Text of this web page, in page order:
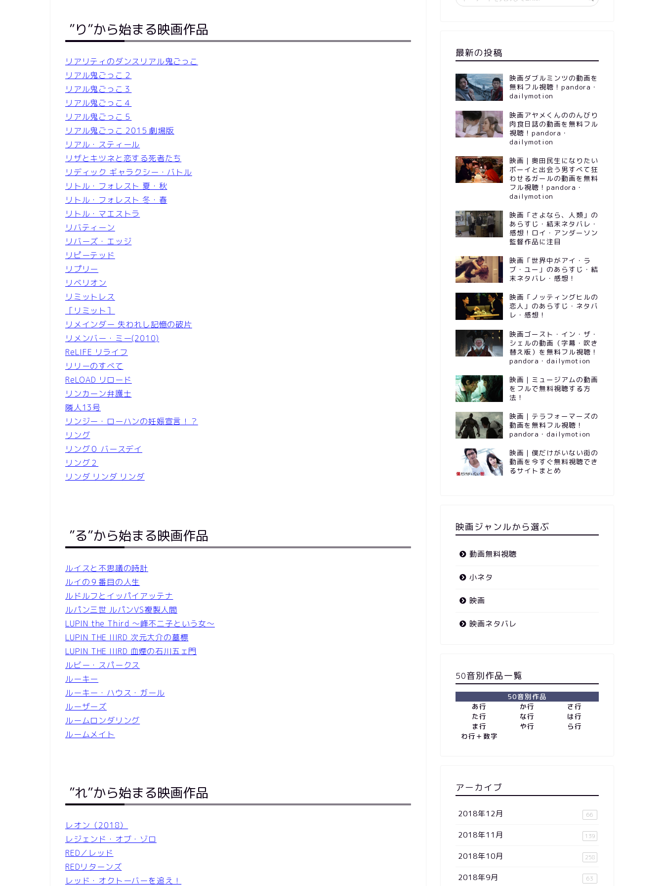
”り”から始まる映画作品
リアリティのダンス リアル鬼ごっこ
リアル鬼ごっこ２
リアル鬼ごっこ３
リアル鬼ごっこ４
リアル鬼ごっこ５
リアル鬼ごっこ 2015 劇場版
リアル・スティール
リザとキツネと恋する死者たち
リディック ギャラクシー・バトル
リトル・フォレスト 夏・秋
リトル・フォレスト 冬・春
リトル・マエストラ
リバティーン
リバーズ・エッジ
リピーテッド
リプリー
リベリオン
リミットレス
［リミット］
リメインダー 失われし記憶の破片
リメンバー・ミー(2010)
ReLIFE リライフ
リリーのすべて
ReLOAD リロード
リンカーン弁護士
隣人13号
リンジー・ローハンの妊娠宣言！？
リング
リング０ バースデイ
リング２
リンダ リンダ リンダ
”る”から始まる映画作品
ルイスと不思議の時計
ルイの９番目の人生
ルドルフとイッパイアッテナ
ルパン三世 ルパンVS複製人間
LUPIN the Third ～峰不二子という女～
LUPIN THE IIIRD 次元大介の墓標
LUPIN THE IIIRD 血煙の石川五ェ門
ルビー・スパークス
ルーキー
ルーキー・ハウス・ガール
ルーザーズ
ルームロンダリング
ルームメイト
”れ”から始まる映画作品
レオン（2018）
レジェンド・オブ・ゾロ
RED／レッド
REDリターンズ
レッド・オクトーバーを追え！
最新の投稿
映画ダブルミンツの動画を
無料フル視聴！pandora・
dailymotion
映画アヤメくんののんびり
肉食日誌の動画を無料フル
視聴！pandora・
dailymotion
映画｜奥田民生になりたい
ボーイと出会う男すべて狂
わせるガールの動画を無料
フル視聴！pandora・
dailymotion
映画「さよなら、人類」の
あらすじ・結末ネタバレ・
感想！ロイ・アンダーソン
監督作品に注目
映画「世界中がアイ・ラ
ブ・ユー」のあらすじ・結
末ネタバレ・感想！
映画「ノッティングヒルの
恋人」のあらすじ・ネタバ
レ・感想！
映画ゴースト・イン・ザ・
シェルの動画（字幕・吹き
替え版）を無料フル視聴！
pandora・dailymotion
映画｜ミュージアムの動画
をフルで無料視聴する方
法！
映画｜テラフォーマーズの
動画を無料フル視聴！
pandora・dailymotion
映画｜僕だけがいない街の
動画を今すぐ無料視聴でき
るサイトまとめ
映画ジャンルから選ぶ
動画無料視聴
小ネタ
映画
映画ネタバレ
50音別作品一覧
50音別作品
あ行
か行
さ行
た行
な行
は行
ま行
や行
ら行
わ行＋数字
アーカイブ
2018年12月 66
2018年11月 139
2018年10月 258
2018年9月 63